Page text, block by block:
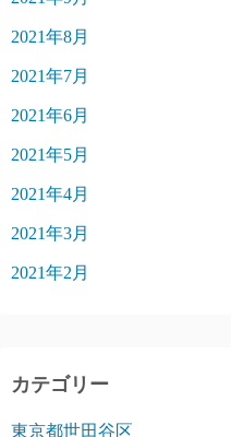
2021年8月
2021年7月
2021年6月
2021年5月
2021年4月
2021年3月
2021年2月
カテゴリー
東京都世田谷区